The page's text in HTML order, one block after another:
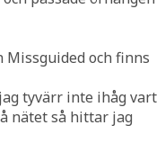
och finns
tyvärr inte ihåg vart
nätet så hittar jag